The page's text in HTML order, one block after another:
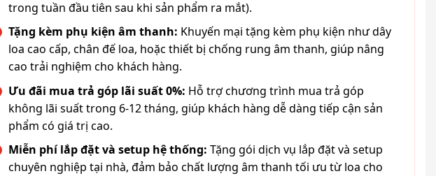
trong tuần đầu tiên sau khi sản phẩm ra mắt).
Tặng kèm phụ kiện âm thanh: Khuyến mại tặng kèm phụ kiện như dây
loa cao cấp, chân đế loa, hoặc thiết bị chống rung âm thanh, giúp nâng
cao trải nghiệm cho khách hàng.
Ưu đãi mua trả góp lãi suất 0%: Hỗ trợ chương trình mua trả góp
không lãi suất trong 6-12 tháng, giúp khách hàng dễ dàng tiếp cận sản
phẩm có giá trị cao.
Miễn phí lắp đặt và setup hệ thống: Tặng gói dịch vụ lắp đặt và setup
chuyên nghiệp tại nhà, đảm bảo chất lượng âm thanh tối ưu từ loa cho